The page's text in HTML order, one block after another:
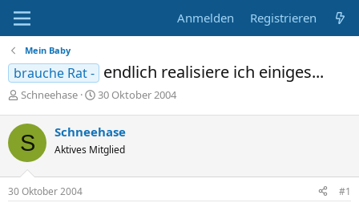
Anmelden Registrieren
Mein Baby
brauche Rat - endlich realisiere ich einiges...
E
s
t
e
l
l
e
Schneehase
E
t
e
l
30 Oktober 2004
S Schneehase
Aktives Mitglied
30 Oktober 2004 #1